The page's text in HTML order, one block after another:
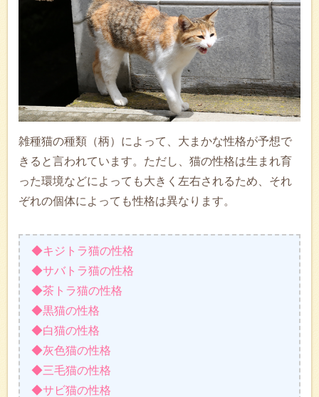
雑種猫の種類（柄）によって、大まかな性格が予想で
きると言われています。ただし、猫の性格は生まれ育
った環境などによっても大きく左右されるため、それ
ぞれの個体によっても性格は異なります。
◆キジトラ猫の性格
◆サバトラ猫の性格
◆茶トラ猫の性格
◆黒猫の性格
◆白猫の性格
◆灰色猫の性格
◆三毛猫の性格
◆サビ猫の性格